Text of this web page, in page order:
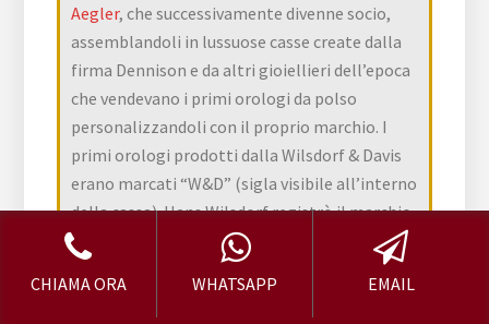
Aegler, che successivamente divenne socio,
assemblandoli in lussuose casse create dalla
firma Dennison e da altri gioiellieri dell’epoca
che vendevano i primi orologi da polso
personalizzandoli con il proprio marchio. I
primi orologi prodotti dalla Wilsdorf & Davis
erano marcati “W&D” (sigla visibile all’interno
della cassa). Hans Wilsdorf registrò il marchio
“Rolex” a
La Chaux-de-Fonds
nel
. Il significato di questo termine è
sconosciuto, secondo alcuni (versione mai
CHIAMA ORA WHATSAPP EMAIL